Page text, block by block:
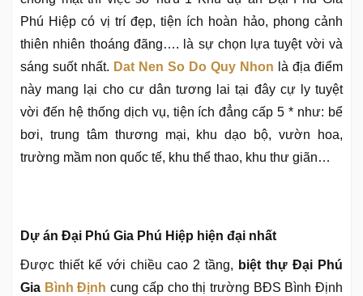
Phú Hiệp có vị trí đẹp, tiện ích hoàn hảo, phong cảnh
thiên nhiên thoáng đãng…. là sự chọn lựa tuyệt vời và
sáng suốt nhất. Dat Nen So Do Quy Nhon là địa điểm
này mang lại cho cư dân tương lai tại đây cự ly tuyệt
vời đến hệ thống dịch vụ, tiện ích đẳng cấp 5 * như: bể
bơi, trung tâm thương mại, khu dạo bộ, vườn hoa,
trường mầm non quốc tế, khu thể thao, khu thư giãn…
Dự án Đại Phú Gia Phú Hiệp hiện đại nhất
Được thiết kế với chiều cao 2 tầng, biệt thự Đại Phú
Gia Bình Địnhcung cấp cho thị trường BĐS Bình Định